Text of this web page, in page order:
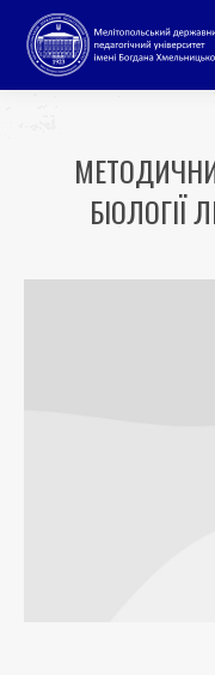
БІОЛОГІЇ